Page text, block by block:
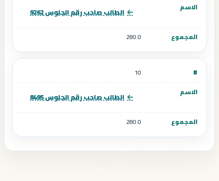
الطالب صاحب رقم الجلوس 9262
280.0
10
الطالب صاحب رقم الجلوس 8495
280.0